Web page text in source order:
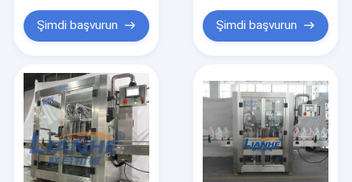
Şimdi başvurun Şimdi başvurun